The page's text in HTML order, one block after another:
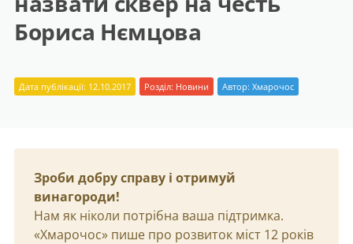
Бориса Нємцова
Дата публікації: 12.10.2017 Розділ: Новини Автор: Хмарочос
Зроби добру справу і отримуй
винагороди!
Нам як ніколи потрібна ваша підтримка.
«Хмарочос» пише про розвиток міст 12 років